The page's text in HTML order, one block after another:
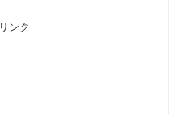
ンク